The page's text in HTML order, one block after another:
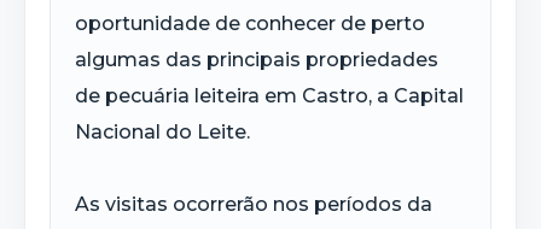
oportunidade de conhecer de perto
algumas das principais propriedades
de pecuária leiteira em Castro, a Capital
Nacional do Leite.
As visitas ocorrerão nos períodos da